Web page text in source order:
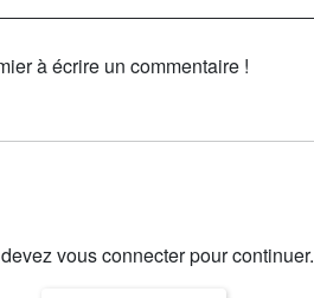
à écrire un commentaire !
vous connecter pour continuer.